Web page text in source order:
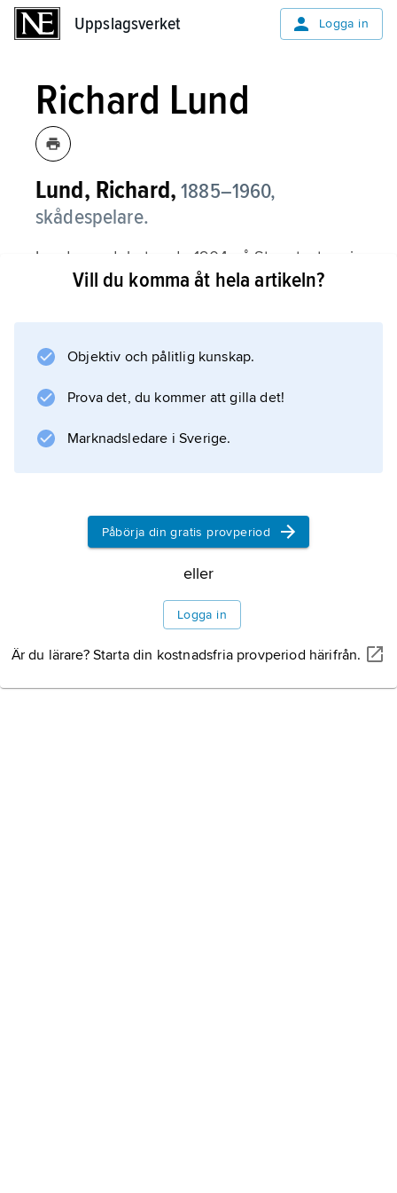
Uppslagsverket Logga in
Richard Lund
Lund, Richard, 1885–1960,
skådespelare.
Lund scendebuterade 1904 på Stora teatern i
Göteborg. Under 1910-talet blev han svensk
Stiller, kanske mest minnesvärd i Stillers ”Herr
började dock Lunds stjärna att dala.
Vill du komma åt hela artikeln?
Objektiv och pålitlig kunskap.
Prova det, du kommer att gilla det!
Marknadsledare i Sverige.
Påbörja din gratis provperiod
eller
Logga in
Är du lärare? Starta din kostnadsfria provperiod härifrån.